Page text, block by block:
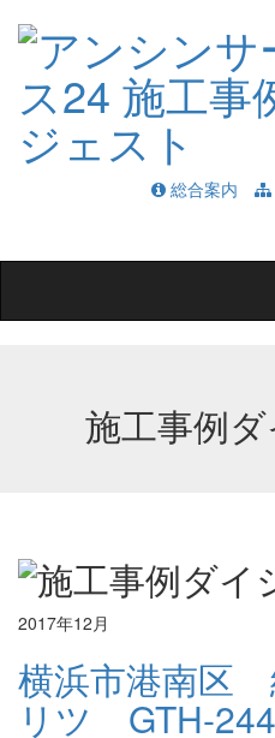
総合案内
施工事例
2017年12月
横浜市港南
リツ GTH-